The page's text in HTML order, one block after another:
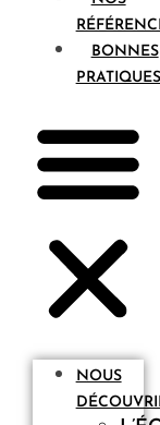
BONNES
PRATIQUES
NOUS